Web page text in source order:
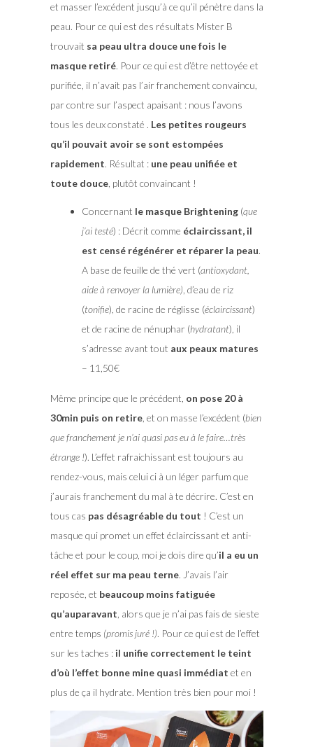
et masser l’excédent jusqu’à ce qu’il pénètre dans la
peau. Pour ce qui est des résultats Mister B
trouvait sa peau ultra douce une fois le
masque retiré. Pour ce qui est d’être nettoyée et
purifiée, il n’avait pas l’air franchement convaincu,
par contre sur l’aspect apaisant : nous l’avons
tous les deux constaté . Les petites rougeurs
qu’il pouvait avoir se sont estompées
rapidement. Résultat : une peau unifiée et
toute douce, plutôt convaincant !
Concernant le masque Brightening(que
j’ai testé) : Décrit comme éclaircissant, il
est censé régénérer et réparer la peau.
A base de feuille de thé vert (antioxydant,
aide à renvoyer la lumière), d’eau de riz
(tonifie), de racine de réglisse (éclaircissant)
et de racine de nénuphar (hydratant), il
s’adresse avant tout aux peaux matures
– 11,50€
Même principe que le précédent, on pose 20 à
30min puis on retire, et on masse l’excédent (bien
que franchement je n’ai quasi pas eu à le faire…très
étrange !). L’effet rafraichissant est toujours au
rendez-vous, mais celui ci à un léger parfum que
j’aurais franchement du mal à te décrire. C’est en
tous cas pas désagréable du tout ! C’est un
masque qui promet un effet éclaircissant et anti-
tâche et pour le coup, moi je dois dire qu’il a eu un
réel effet sur ma peau terne. J’avais l’air
reposée, et beaucoup moins fatiguée
qu’auparavant, alors que je n’ai pas fais de sieste
entre temps (promis juré !). Pour ce qui est de l’effet
sur les taches : il unifie correctement le teint
d’où l’effet bonne mine quasi immédiat et en
plus de ça il hydrate. Mention très bien pour moi !